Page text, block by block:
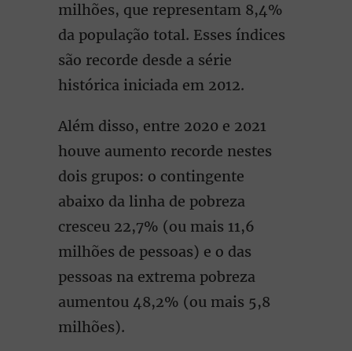
milhões, que representam 8,4%
da população total. Esses índices
são recorde desde a série
histórica iniciada em 2012.
Além disso, entre 2020 e 2021
houve aumento recorde nestes
dois grupos: o contingente
abaixo da linha de pobreza
cresceu 22,7% (ou mais 11,6
milhões de pessoas) e o das
pessoas na extrema pobreza
aumentou 48,2% (ou mais 5,8
milhões).